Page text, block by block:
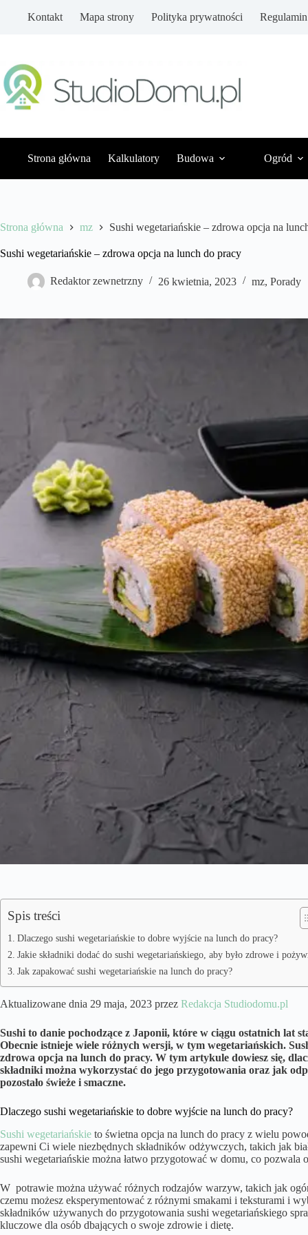
Kontakt Mapa strony Polityka prywatności Regulamin
Strona główna Kalkulatory Budowa Ogród
Strona główna mz Sushi wegetariańskie – zdrowa opcja na
Sushi wegetariańskie – zdrowa opcja na lunch do pracy
Redaktor zewnetrzny 26 kwietnia, 2023 mz, Porady
Spis treści
Dlaczego sushi wegetariańskie to dobre wyjście na lunch do pracy?
Jakie składniki dodać do sushi wegetariańskiego, aby było zdrowe i
Jak zapakować sushi wegetariańskie na lunch do pracy?
Aktualizowane dnia 29 maja, 2023 przez Redakcja Studiodomu.pl
Sushi to danie pochodzące z Japonii, które w ciągu ostatnich lat
Obecnie istnieje wiele różnych wersji, w tym wegetariańskich.
zdrowa opcja na lunch do pracy. W tym artykule dowiesz się,
składniki można wykorzystać do jego przygotowania oraz jak
pozostało świeże i smaczne.
Dlaczego sushi wegetariańskie to dobre wyjście na lunch do pracy?
Sushi wegetariańskie to świetna opcja na lunch do pracy z wielu
zapewni Ci wiele niezbędnych składników odżywczych, takich jak
sushi wegetariańskie można łatwo przygotować w domu, co pozwala
W potrawie można używać różnych rodzajów warzyw, takich jak
czemu możesz eksperymentować z różnymi smakami i teksturami i
składników używanych do przygotowania sushi wegetariańskiego
kluczowe dla osób dbających o swoje zdrowie i dietę.